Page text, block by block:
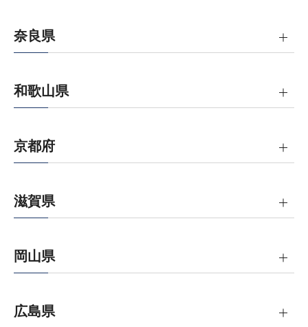
奈良県
和歌山県
京都府
滋賀県
岡山県
広島県